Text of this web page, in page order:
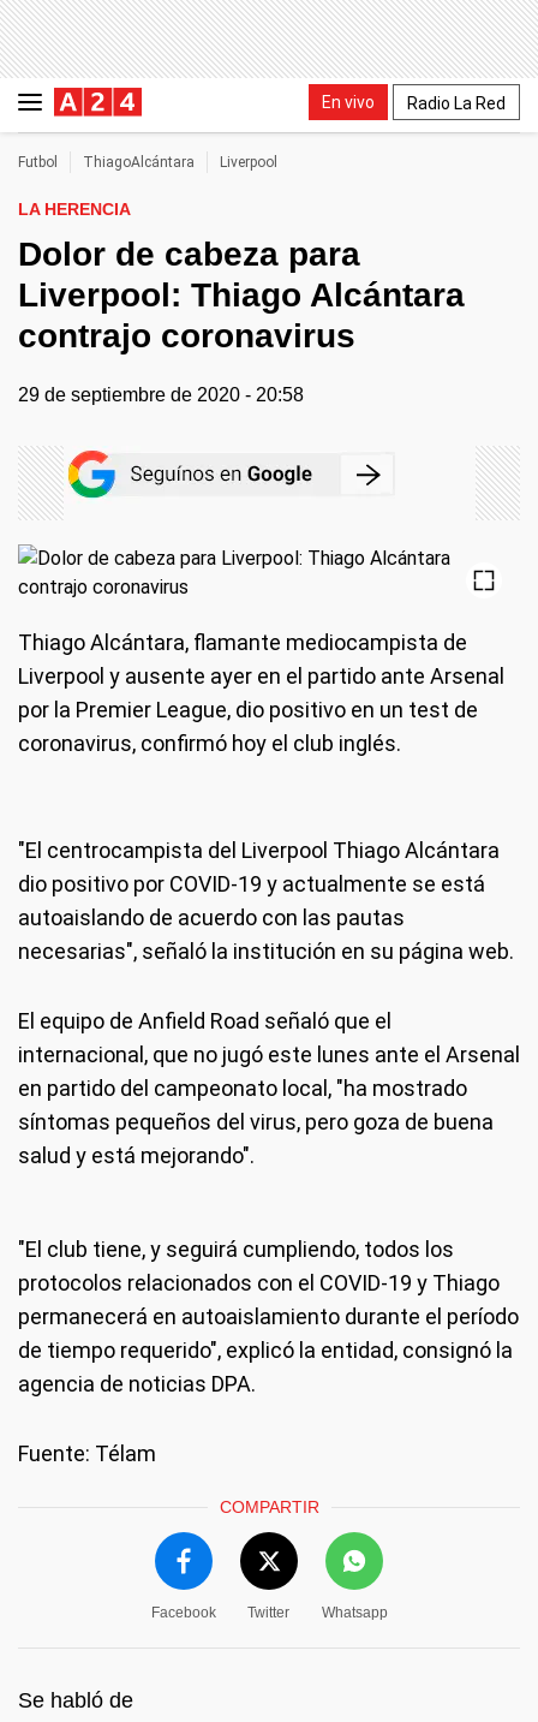
En vivo Radio La Red
Futbol ThiagoAlcántara Liverpool
LA HERENCIA
Dolor de cabeza para
Liverpool: Thiago Alcántara
contrajo coronavirus
29 de septiembre de 2020 - 20:58
Thiago Alcántara, flamante mediocampista de
Liverpool y ausente ayer en el partido ante Arsenal
por la Premier League, dio positivo en un test de
coronavirus, confirmó hoy el club inglés.
"El centrocampista del Liverpool Thiago Alcántara
dio positivo por COVID-19 y actualmente se está
autoaislando de acuerdo con las pautas
necesarias", señaló la institución en su página web.
El equipo de Anfield Road señaló que el
internacional, que no jugó este lunes ante el Arsenal
en partido del campeonato local, "ha mostrado
síntomas pequeños del virus, pero goza de buena
salud y está mejorando".
"El club tiene, y seguirá cumpliendo, todos los
protocolos relacionados con el COVID-19 y Thiago
permanecerá en autoaislamiento durante el período
de tiempo requerido", explicó la entidad, consignó la
agencia de noticias DPA.
Fuente: Télam
COMPARTIR
Facebook Twitter Whatsapp
Se habló de